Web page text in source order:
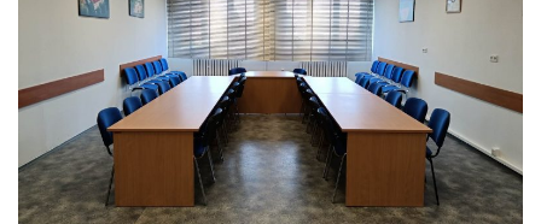
PROJEKTY KONTAKT PYTANIE DO EKSPERTA